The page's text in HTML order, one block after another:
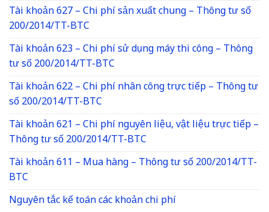
Tài khoản 627 – Chi phí sản xuất chung – Thông tư số
200/2014/TT-BTC
Tài khoản 623 – Chi phí sử dụng máy thi công – Thông
tư số 200/2014/TT-BTC
Tài khoản 622 – Chi phí nhân công trực tiếp – Thông tư
số 200/2014/TT-BTC
Tài khoản 621 – Chi phí nguyên liệu, vật liệu trực tiếp –
Thông tư số 200/2014/TT-BTC
Tài khoản 611 – Mua hàng – Thông tư số 200/2014/TT-
BTC
Nguyên tắc kế toán các khoản chi phí